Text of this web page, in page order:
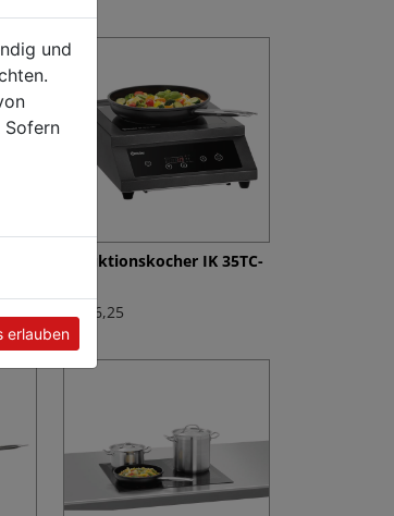
Induktionskocher IK 35TC-
€ 356,25
und
Sofern
erlauben